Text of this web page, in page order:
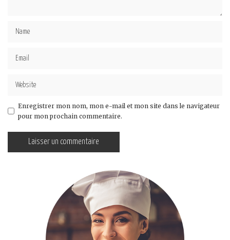
Enregistrer mon nom, mon e-mail et mon site dans le navigateur
pour mon prochain commentaire.